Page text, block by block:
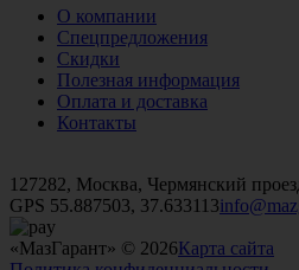
О компании
Спецпредложения
Скидки
Полезная информация
Оплата и доставка
Контакты
127282, Москва, Чермянский
GPS 55.887503, 37.633113
«МазГарант» © 2026Карта сайта